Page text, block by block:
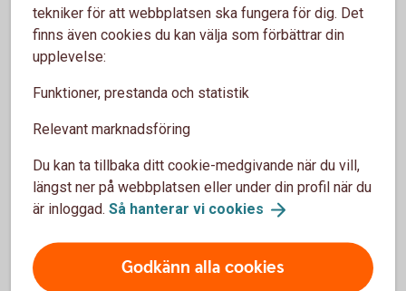
DigitalID-kontroll
Säkerhetsdosa
Du kan skaffa en ny säkerhetsdosa på något av våra
den slutat fungera.
Säkerhetsdosor
tekniker för att webbplatsen ska fungera för dig. Det
finns även cookies du kan välja som förbättrar din
upplevelse:
Funktioner, prestanda och statistik
Relevant marknadsföring
Du kan ta tillbaka ditt cookie-medgivande när du vill,
längst ner på webbplatsen eller under din profil när du
är inloggad. Så hanterar vi cookies
Godkänn alla cookies